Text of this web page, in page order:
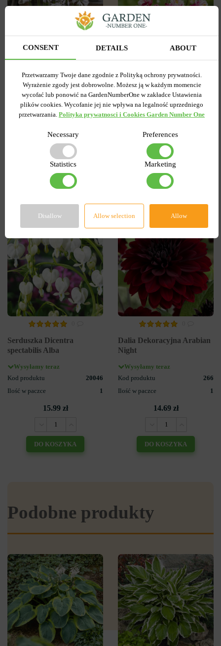
0
Hosta - Funkia Colored
Hulk
Wysyłamy teraz
13.49 zł
0
Orlik Pełny Nora Barlow
Wysyłamy teraz
Ilość w paczce
7.99 zł
Serduszka Dicentra
spectabilis Alba
Wysyłamy teraz
Kod produktu
20046
Ilość w paczce
1
15.99 zł
DO KOSZYKA
Dalia Dekoracyjna Arabian
Night
Wysyłamy teraz
Kod produktu
266
Ilość w paczce
1
14.69 zł
DO KOSZYKA
Podobne produkty
CONSENT DETAILS ABOUT
Przetwarzamy Twoje dane zgodnie z Polityką ochrony prywatności.
Wyrażenie zgody jest dobrowolne. Możesz ją w każdym momencie
wycofać lub ponowić na GardenNumberOne w zakładce Ustawienia
plików cookies. Wycofanie jej nie wpływa na legalność uprzedniego
przetwarzania. Polityka prywatnosci i Cookies Garden Number One
Necessary Preferences
Statistics Marketing
Disallow Allow selection Allow